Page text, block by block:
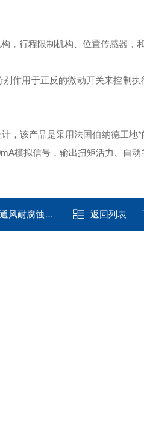
，行程限制机构、位置传感器，
作用于正反的微动开关来控制
，该产品是采用法国伯纳德工
模拟信号，输出扭矩活力、自动
压电动执行器 返回列表